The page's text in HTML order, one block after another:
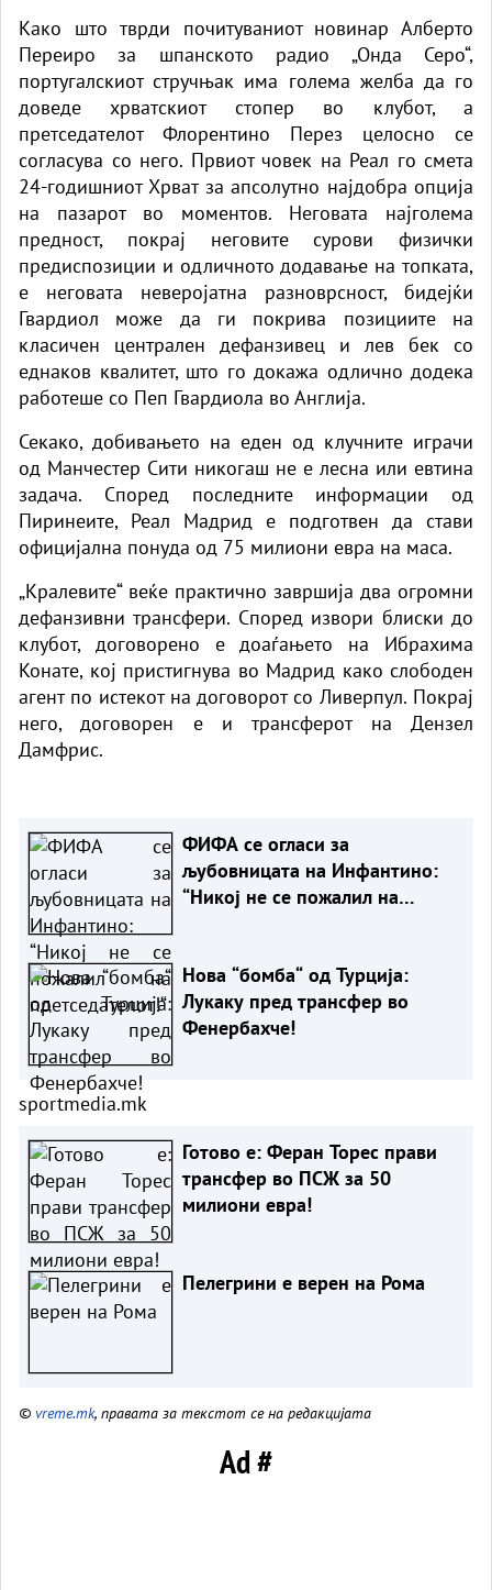
Како што тврди почитуваниот новинар Алберто
Переиро за шпанското радио „Онда Серо“,
португалскиот стручњак има голема желба да го
доведе хрватскиот стопер во клубот, а
претседателот Флорентино Перез целосно се
согласува со него. Првиот човек на Реал го смета
24-годишниот Хрват за апсолутно најдобра опција
на пазарот во моментов. Неговата најголема
предност, покрај неговите сурови физички
предиспозиции и одличното додавање на топката,
е неговата неверојатна разноврсност, бидејќи
Гвардиол може да ги покрива позициите на
класичен централен дефанзивец и лев бек со
еднаков квалитет, што го докажа одлично додека
работеше со Пеп Гвардиола во Англија.
Секако, добивањето на еден од клучните играчи
од Манчестер Сити никогаш не е лесна или евтина
задача. Според последните информации од
Пиринеите, Реал Мадрид е подготвен да стави
официјална понуда од 75 милиони евра на маса.
„Кралевите“ веќе практично завршија два огромни
дефанзивни трансфери. Според извори блиски до
клубот, договорено е доаѓањето на Ибрахима
Конате, кој пристигнува во Мадрид како слободен
агент по истекот на договорот со Ливерпул. Покрај
него, договорен е и трансферот на Дензел
Дамфрис.
ФИФА се огласи за
љубовницата на Инфантино:
“Никој не се пожалил на
Нова “бомба“ од Турција:
Лукаку пред трансфер во
Фенербахче!
sportmedia.mk
Готово е: Феран Торес прави
трансфер во ПСЖ за 50
милиони евра!
Пелегрини е верен на Рома
© vreme.mk, правата за текстот се на редакцијата
Ad #